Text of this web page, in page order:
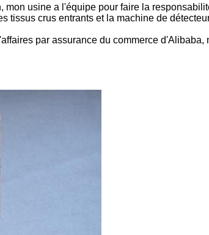
usine a l'équipe pour faire la
tissus crus entrants et la machine de
par assurance du commerce